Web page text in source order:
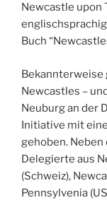
Newcastle upon
Buch
Bekannterweise
Newcastles –
Neuburg an der
Initiative mit
gehoben.
Delegierte aus
(Schweiz),
Pennsylvenia